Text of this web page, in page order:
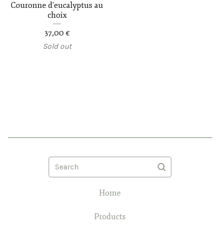
Couronne d'eucalyptus au
choix
37,00 €
Sold out
Search
Home
Products